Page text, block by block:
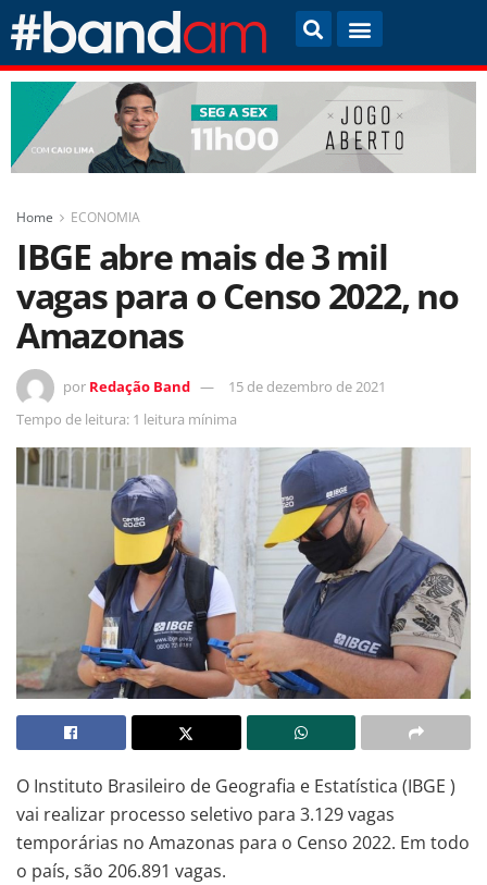
Home ECONOMIA
IBGE abre mais de 3 mil
vagas para o Censo 2022, no
Amazonas
por Redação Band
15 de dezembro de 2021
Tempo de leitura: 1 leitura mínima
O Instituto Brasileiro de Geografia e Estatística (IBGE )
vai realizar processo seletivo para 3.129 vagas
temporárias no Amazonas para o Censo 2022. Em todo
o país, são 206.891 vagas.